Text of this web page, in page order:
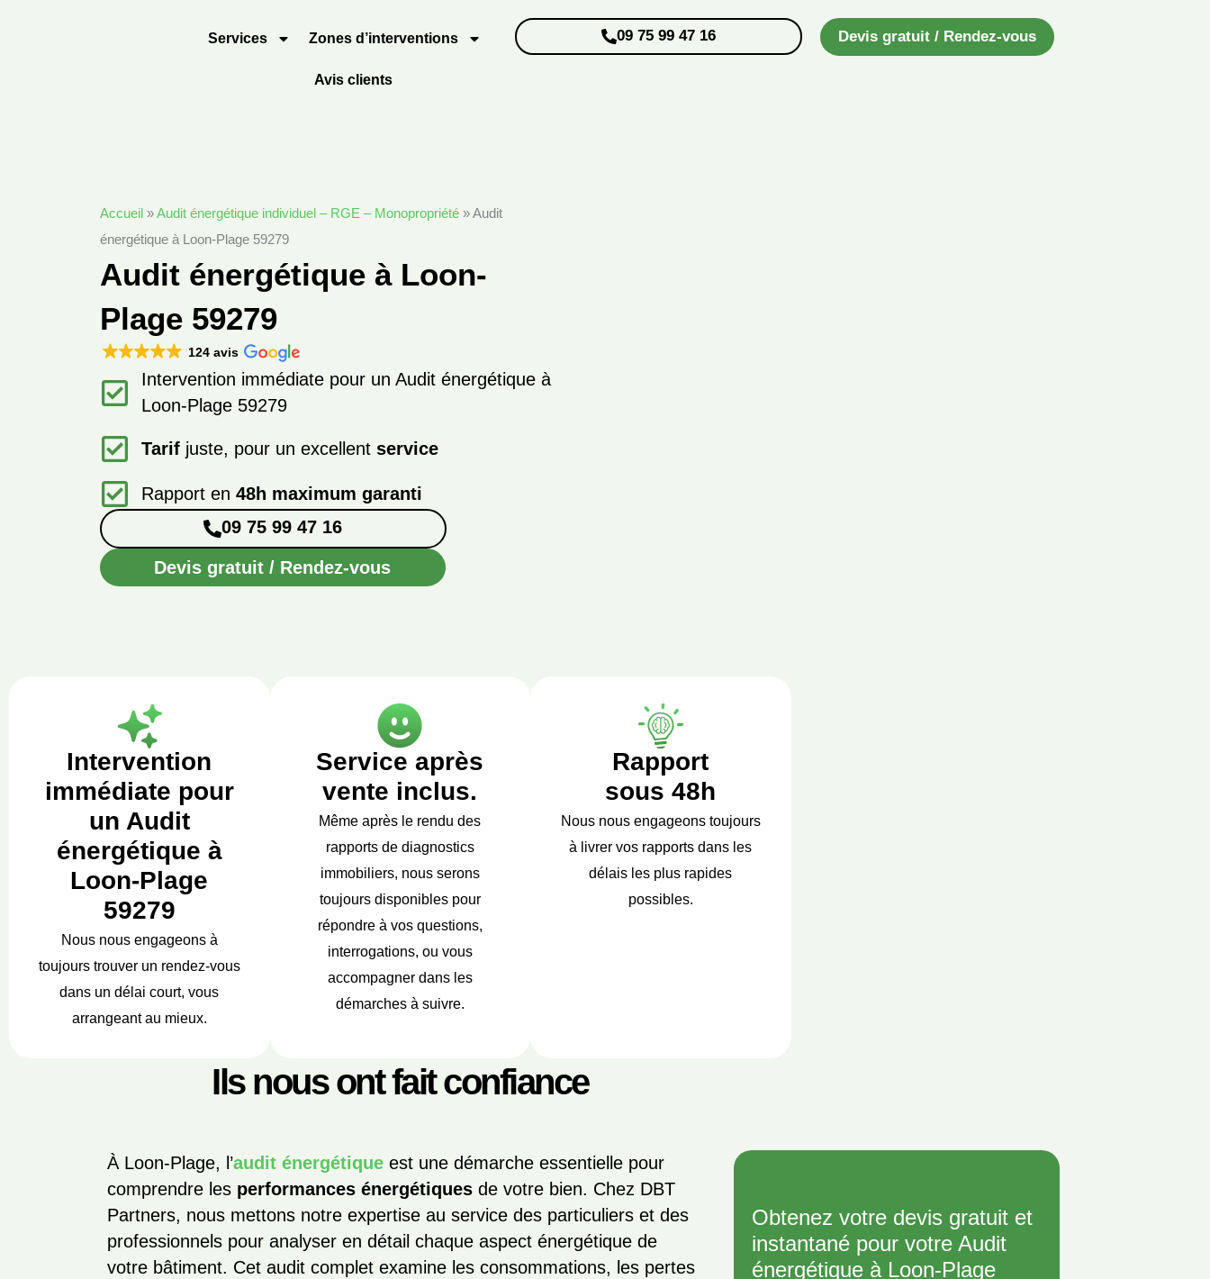
Services Zones d’interventions
Avis clients
09 75 99 47 16 Devis gratuit / Rendez-vous
Accueil»Audit énergétique individuel – RGE – Monopropriété»Audit
énergétique à Loon-Plage 59279
Audit énergétique à Loon-
Plage 59279
124 avis
Intervention immédiate pour un Audit énergétique à
Loon-Plage 59279
Tarif juste, pour un excellentservice
Rapport en48h maximum garanti
09 75 99 47 16
Devis gratuit / Rendez-vous
Intervention
immédiate pour
un Audit
énergétique à
Loon-Plage
59279
Nous nous engageons à
toujours trouver un rendez-vous
dans un délai court, vous
arrangeant au mieux.
Service après
vente inclus.
Même après le rendu des
rapports de diagnostics
immobiliers, nous serons
toujours disponibles pour
répondre à vos questions,
interrogations, ou vous
accompagner dans les
démarches à suivre.
Rapport
sous 48h
Nous nous engageons toujours
à livrer vos rapports dans les
délais les plus rapides
possibles.
Ils nous ont fait confiance
À Loon-Plage, l’audit énergétique est une démarche essentielle pour
comprendre les performances énergétiques de votre bien. Chez DBT
Partners, nous mettons notre expertise au service des particuliers et des
professionnels pour analyser en détail chaque aspect énergétique de
votre bâtiment. Cet audit complet examine les consommations, les pertes
Obtenez votre devis gratuit et
instantané pour votre Audit
énergétique à Loon-Plage